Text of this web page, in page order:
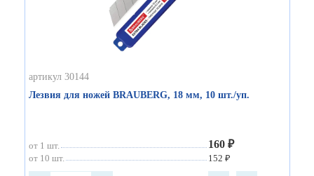
артикул 30144
Лезвия для ножей BRAUBERG, 18 мм, 10 шт./уп.
от 1 шт. 160 ₽
от 10 шт. 152 ₽